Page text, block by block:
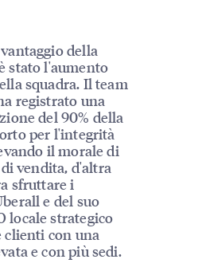
della
stato l'aumento
squadra. Il team
registrato una
del 90% della
per l'integrità
il morale di
vendita, d'altra
sfruttare i
e del suo
locale strategico
clienti con una
e con più sedi.